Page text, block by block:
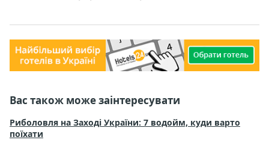
Вас також може заінтересувати
Риболовля на Заході України: 7 водойм, куди варто
поїхати